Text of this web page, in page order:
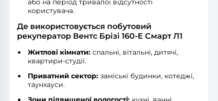
або на період тривалої відсутності
користувача.
Де використовується побутовий
рекуператор Вентс Брізі 160-E Смарт Л1
Житлові кімнати: спальні, вітальні, дитячі,
квартири-студії.
Приватний сектор: заміські будинки, котеджі,
таунхауси.